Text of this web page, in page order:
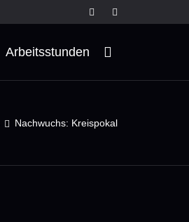
Arbeitsstunden
Nachwuchs: Kreispokal